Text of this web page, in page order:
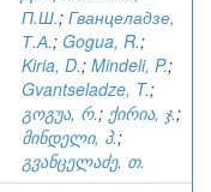
П.Ш.; Гванцеладзе,
Т.А.; Gogua, R.;
Kiria, D.; Mindeli, P.;
Gvantseladze, T.;
გოგუა, რ.; ქირია, ჯ.;
მინდელი, პ.;
გვანცელაძე, თ.